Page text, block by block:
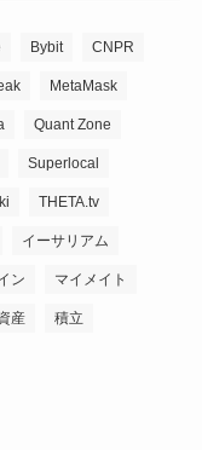
Bybit CNPR
MetaMask
Quant Zone
Superlocal
THETA.tv
イーサリアム
ン マイメイト
産 積立